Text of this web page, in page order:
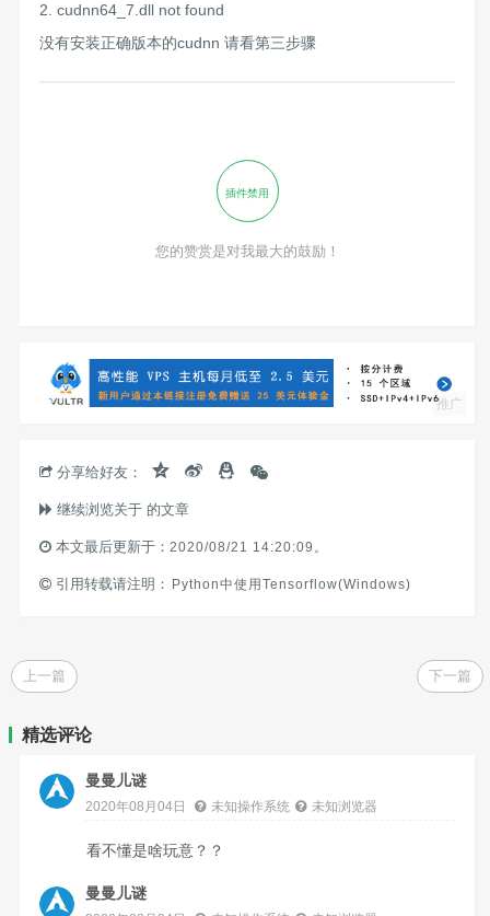
2020-07-15 10:20:58.842368: I
cudnn64_7.dll not found
没有安装正确版本的cudnn 请看第三步骤
插件禁用
您的赞赏是对我最大的鼓励！
推广
分享给好友：
继续浏览关于 的文章
本文最后更新于： 2020/08/21 14:20:09 。
引用转载请注明： Python中使用Tensorflow(Windows)
上一篇 下一篇
精选评论
曼曼儿谜
2020年08月04日 未知操作系统 未知浏览器
看不懂是啥玩意？？
曼曼儿谜